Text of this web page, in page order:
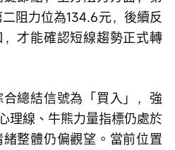
阻力位為134.6元，後續反
才能確認短線趨勢正式轉
總結信號為「買入」，強
理線、牛熊力量指標仍處於
整體仍偏觀望。當前位置